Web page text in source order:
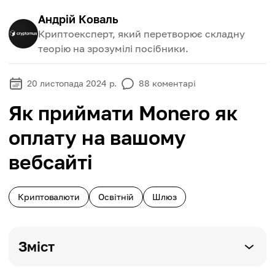
Андрій Коваль
Криптоексперт, який перетворює складну
теорію на зрозумілі посібники.
20 листопада 2024 р. 88 коментарі
Як приймати Monero як
оплату на вашому
вебсайті
Криптовалюти Освітній Шлюз
Зміст